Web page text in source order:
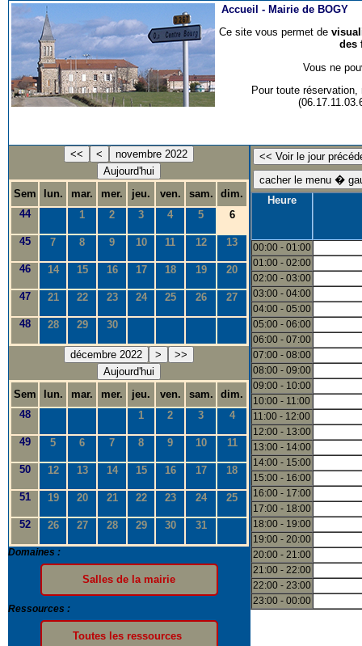
Accueil - Mairie de BOGY
Ce site vous permet de
des
Vous ne
Pour toute
<< <
novembre 2022
Aujourd'hui
Sem
lun. mar. mer. jeu. ven. sam.
dim.
44
1 2 3 4 5 6
45 7 8 9 10 11 12 13
46 14 15 16 17 18 19 20
47 21 22 23 24 25 26 27
48 28 29 30
décembre 2022 >
>>
Aujourd'hui
Sem
lun. mar. mer. jeu. ven. sam.
dim.
48
1 2 3 4
49 5 6 7 8 9 10 11
50 12 13 14 15 16 17 18
51 19 20 21 22 23 24 25
52 26 27 28 29 30 31
Domaines :
Ressources :
Heure
00:00 - 01:00
01:00 - 02:00
02:00 - 03:00
03:00 - 04:00
04:00 - 05:00
05:00 - 06:00
06:00 - 07:00
07:00 - 08:00
08:00 - 09:00
09:00 - 10:00
10:00 - 11:00
11:00 - 12:00
12:00 - 13:00
13:00 - 14:00
14:00 - 15:00
15:00 - 16:00
16:00 - 17:00
17:00 - 18:00
18:00 - 19:00
19:00 - 20:00
20:00 - 21:00
21:00 - 22:00
22:00 - 23:00
23:00 - 00:00